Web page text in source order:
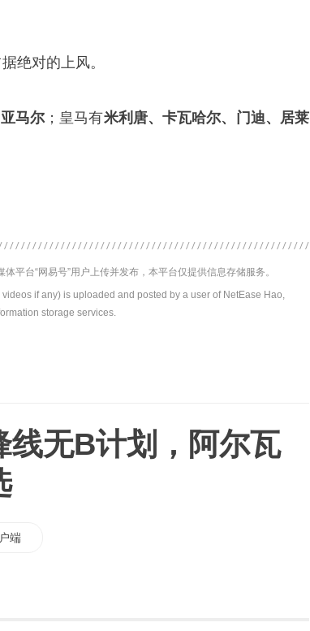
绝对的上风。
马尔 ；皇马有米利唐、卡瓦哈尔、门迪、居莱
平台“网易号”用户上传并发布，本平台仅提供信息存储服务。
if any) is uploaded and posted by a user of NetEase Hao,
storage services.
线无B计划，阿尔瓦
端